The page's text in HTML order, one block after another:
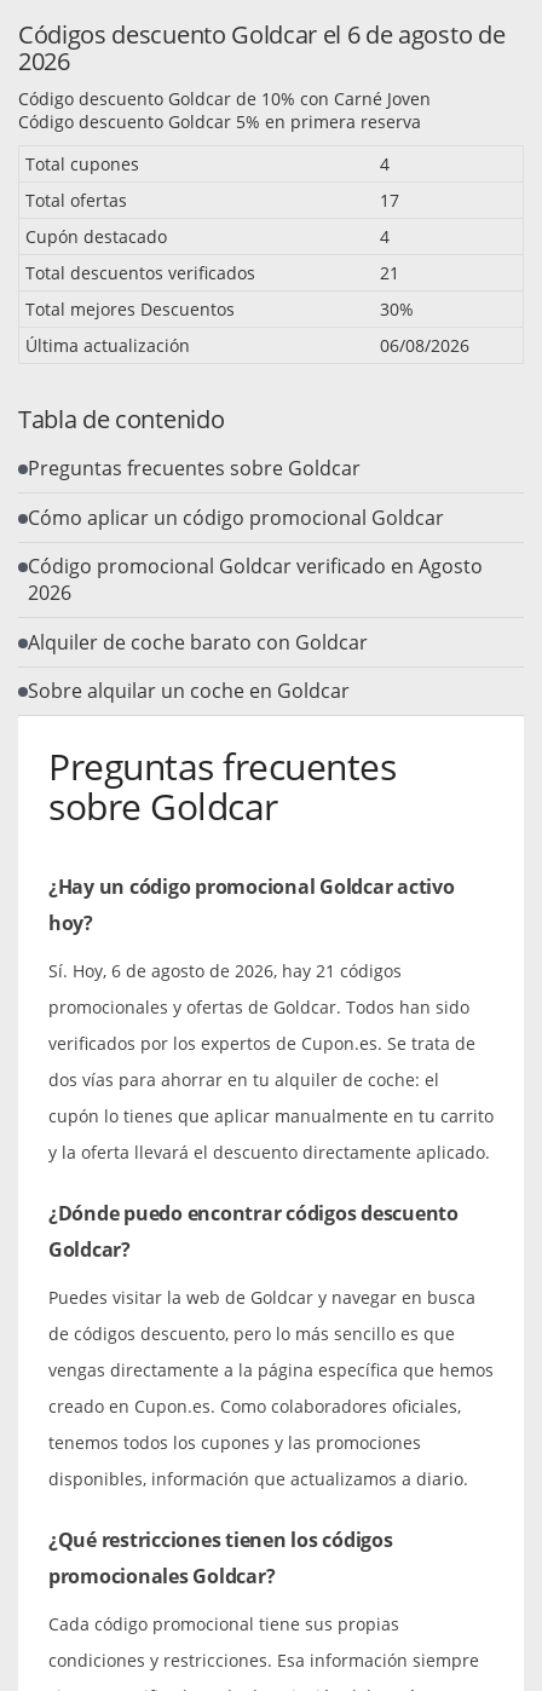
Códigos descuento Goldcar el 6 de agosto de
2026
Código descuento Goldcar de 10% con Carné Joven
Código descuento Goldcar 5% en primera reserva
Total cupones
4
Total ofertas
17
Cupón destacado
4
Total descuentos verificados
21
Total mejores Descuentos
30%
Última actualización
06/08/2026
Tabla de contenido
Preguntas frecuentes sobre Goldcar
Cómo aplicar un código promocional Goldcar
Código promocional Goldcar verificado en Agosto
2026
Alquiler de coche barato con Goldcar
Sobre alquilar un coche en Goldcar
Preguntas frecuentes
sobre Goldcar
¿Hay un código promocional Goldcar activo
hoy?
Sí. Hoy, 6 de agosto de 2026, hay 21 códigos
promocionales y ofertas de Goldcar. Todos han sido
verificados por los expertos de Cupon.es. Se trata de
dos vías para ahorrar en tu alquiler de coche: el
cupón lo tienes que aplicar manualmente en tu carrito
y la oferta llevará el descuento directamente aplicado.
¿Dónde puedo encontrar códigos descuento
Goldcar?
Puedes visitar la web de Goldcar y navegar en busca
de códigos descuento, pero lo más sencillo es que
vengas directamente a la página específica que hemos
creado en Cupon.es. Como colaboradores oficiales,
tenemos todos los cupones y las promociones
disponibles, información que actualizamos a diario.
¿Qué restricciones tienen los códigos
promocionales Goldcar?
Cada código promocional tiene sus propias
condiciones y restricciones. Esa información siempre